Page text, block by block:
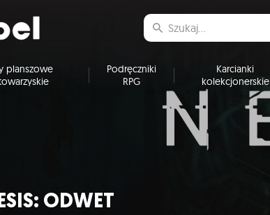
planszowe
Podręczniki
RPG
Karcianki
kolekcjonerskie
ODWET